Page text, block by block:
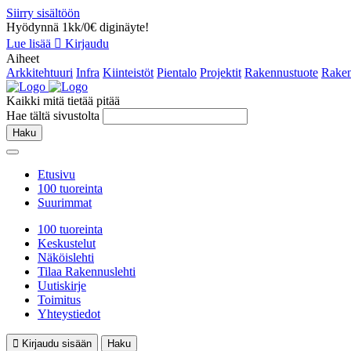
Siirry sisältöön
Hyödynnä 1kk/0€ diginäyte!
Lue lisää
Kirjaudu
Aiheet
Arkkitehtuuri Infra Kiinteistöt Pientalo Projektit Rakennustuote
Kaikki mitä tietää pitää
Hae tältä sivustolta
Haku
Etusivu
100 tuoreinta
Suurimmat
100 tuoreinta
Keskustelut
Näköislehti
Tilaa Rakennuslehti
Uutiskirje
Toimitus
Yhteystiedot
Kirjaudu sisään
Haku